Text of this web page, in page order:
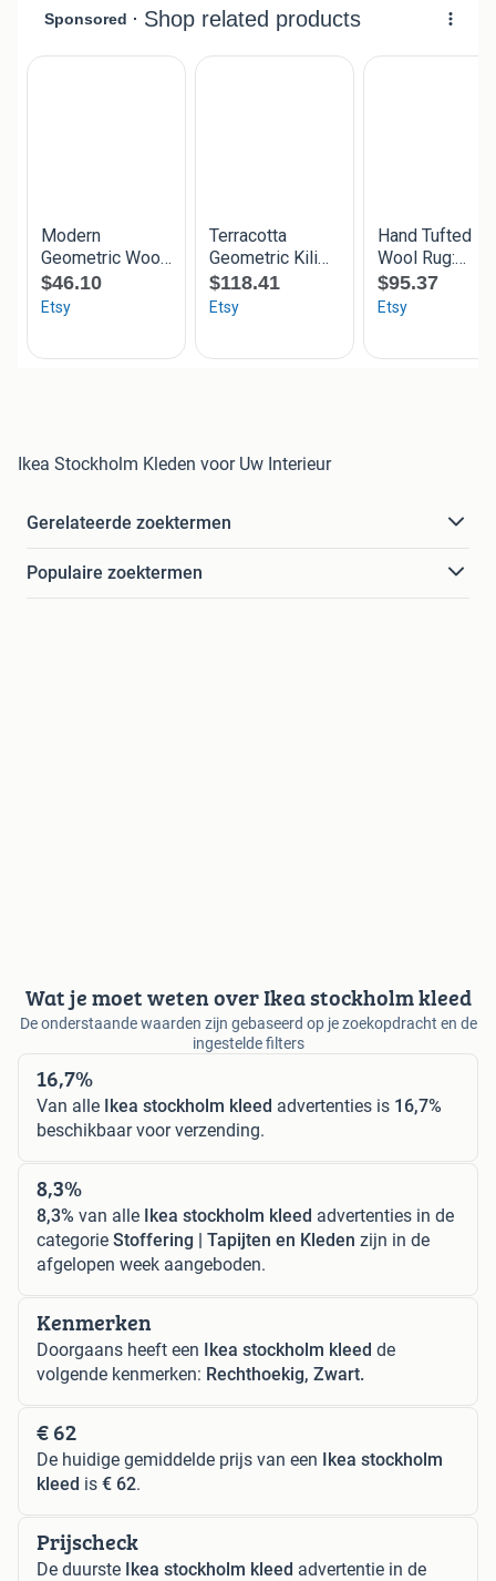
Ikea Stockholm Kleden voor Uw Interieur
Gerelateerde zoektermen
Populaire zoektermen
Wat je moet weten over Ikea stockholm kleed
De onderstaande waarden zijn gebaseerd op je zoekopdracht en de
ingestelde filters
16,7%
Van alle Ikea stockholm kleed advertenties is 16,7%
beschikbaar voor verzending.
8,3%
8,3% van alle Ikea stockholm kleed advertenties in de
categorie Stoffering | Tapijten en Kleden zijn in de
afgelopen week aangeboden.
Kenmerken
Doorgaans heeft een Ikea stockholm kleed de
volgende kenmerken: Rechthoekig, Zwart.
€ 62
De huidige gemiddelde prijs van een Ikea stockholm
kleed is € 62.
Prijscheck
De duurste Ikea stockholm kleed advertentie in de